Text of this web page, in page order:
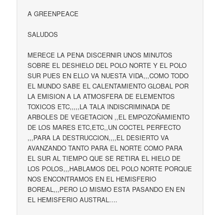
A GREENPEACE
SALUDOS
MERECE LA PENA DISCERNIR UNOS MINUTOS
SOBRE EL DESHIELO DEL POLO NORTE Y EL POLO
SUR PUES EN ELLO VA NUESTA VIDA,,,COMO TODO
EL MUNDO SABE EL CALENTAMIENTO GLOBAL POR
LA EMISION A LA ATMOSFERA DE ELEMENTOS
TOXICOS ETC,,,,,LA TALA INDISCRIMINADA DE
ARBOLES DE VEGETACION ,,EL EMPOZOÑAMIENTO
DE LOS MARES ETC,ETC,,UN COCTEL PERFECTO
,,,PARA LA DESTRUCCION,,,,EL DESIERTO VA
AVANZANDO TANTO PARA EL NORTE COMO PARA
EL SUR AL TIEMPO QUE SE RETIRA EL HIELO DE
LOS POLOS,,,HABLAMOS DEL POLO NORTE PORQUE
NOS ENCONTRAMOS EN EL HEMISFERIO
BOREAL,,,PERO LO MISMO ESTA PASANDO EN EN
EL HEMISFERIO AUSTRAL….